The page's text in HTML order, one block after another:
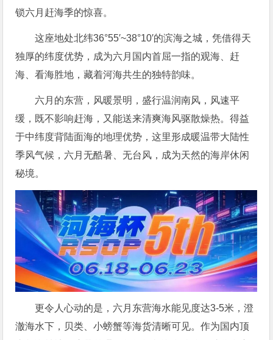
锁六月赶海季的惊喜。
这座地处北纬36°55′~38°10′的滨海之城，凭借得天
独厚的纬度优势，成为六月国内首屈一指的观海、赶
海、看海胜地，藏着河海共生的独特韵味。
六月的东营，风暖景明，盛行温润南风，风速平
缓，既不影响赶海，又能送来清爽海风驱散燥热。得益
于中纬度背陆面海的地理优势，这里形成暖温带大陆性
季风气候，六月无酷暑、无台风，成为天然的海岸休闲
秘境。
更令人心动的是，六月东营海水能见度达3-5米，澄
澈海水下，贝类、小螃蟹等海货清晰可见。作为国内顶